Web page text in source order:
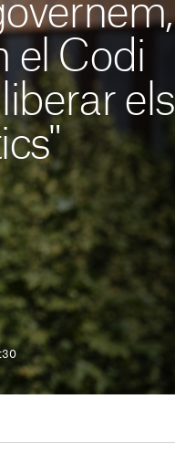
el Codi
els